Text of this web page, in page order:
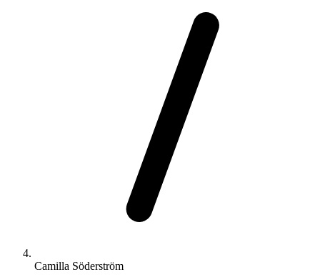
Camilla Söderström